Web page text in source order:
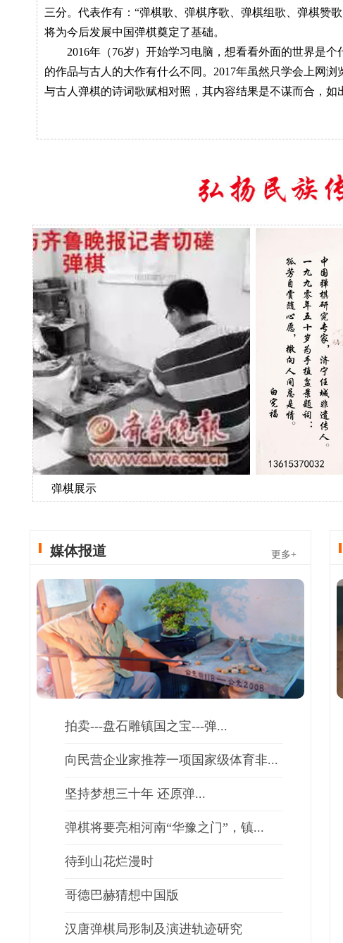
三分。代表作有：“弹棋歌、弹棋序歌、弹棋组歌、弹棋赞
将为今后发展中国弹棋奠定了基础。
2016年（76岁）开始学习电脑，想看看外面的世界是个
的作品与古人的大作有什么不同。2017年虽然只学会上网浏
与古人弹棋的诗词歌赋相对照，其内容结果是不谋而合，如
弹棋展示
媒体报道 更多+
拍卖---盘石雕镇国之宝---弹...
向民营企业家推荐一项国家级体育非...
坚持梦想三十年 还原弹...
弹棋将要亮相河南“华豫之门”，镇...
待到山花烂漫时
哥德巴赫猜想中国版
汉唐弹棋局形制及演进轨迹研究